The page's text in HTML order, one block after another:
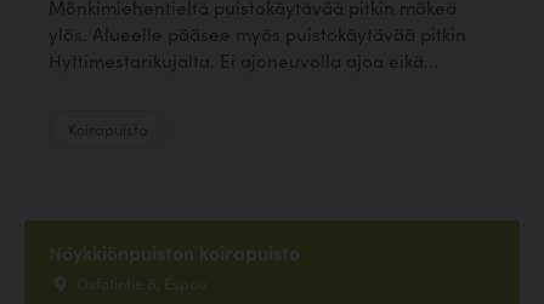
Mönkimiehentieltä puistokäytävää pitkin mäkeä
ylös. Alueelle pääsee myös puistokäytävää pitkin
Hyttimestarikujalta. Ei ajoneuvolla ajoa eikä...
Nöykkiönpuiston koirapuisto
Oxfotintie 8, Espoo